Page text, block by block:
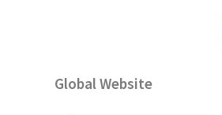
Global Website